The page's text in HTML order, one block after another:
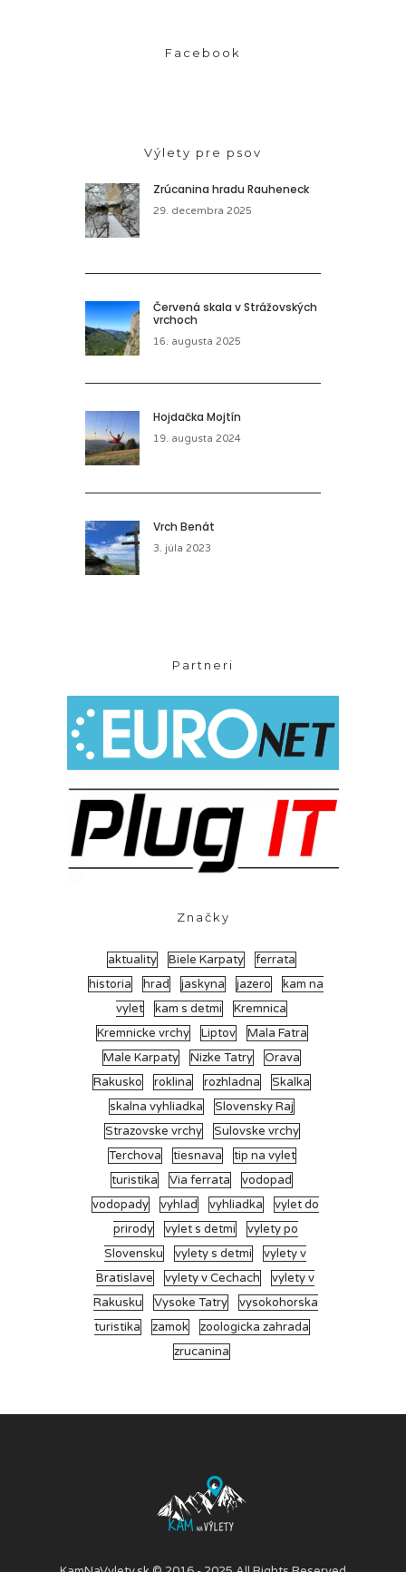
Facebook
Výlety pre psov
Zrúcanina hradu Rauheneck
29. decembra 2025
Červená skala v Strážovských
vrchoch
16. augusta 2025
Hojdačka Mojtín
19. augusta 2024
Vrch Benát
3. júla 2023
Partneri
Značky
aktuality Biele Karpaty
ferrata
historia
hrad jaskyna jazero
kam na
vylet
kam s detmi
Kremnica
Kremnicke vrchy
Liptov
Mala Fatra
Male Karpaty
Nizke Tatry
Orava
Rakusko
roklina rozhladna
Skalka
skalna vyhliadka
Slovensky Raj
Strazovske vrchy
Sulovske vrchy
Terchova
tiesnava
tip na vylet
turistika
Via ferrata
vodopad
vodopady
vyhlad vyhliadka
vylet do
prirody
vylet s detmi
vylety po
Slovensku
vylety s detmi
vylety v
Bratislave
vylety v Cechach
vylety v
Rakusku
Vysoke Tatry
vysokohorska
turistika
zamok
zoologicka zahrada
zrucanina